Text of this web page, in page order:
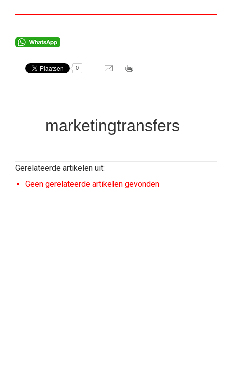
0
marketingtransfers
Gerelateerde artikelen uit:
Geen gerelateerde artikelen gevonden